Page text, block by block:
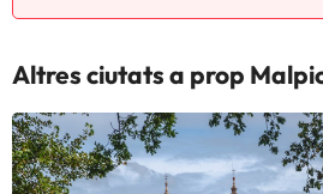
Altres ciutats a prop